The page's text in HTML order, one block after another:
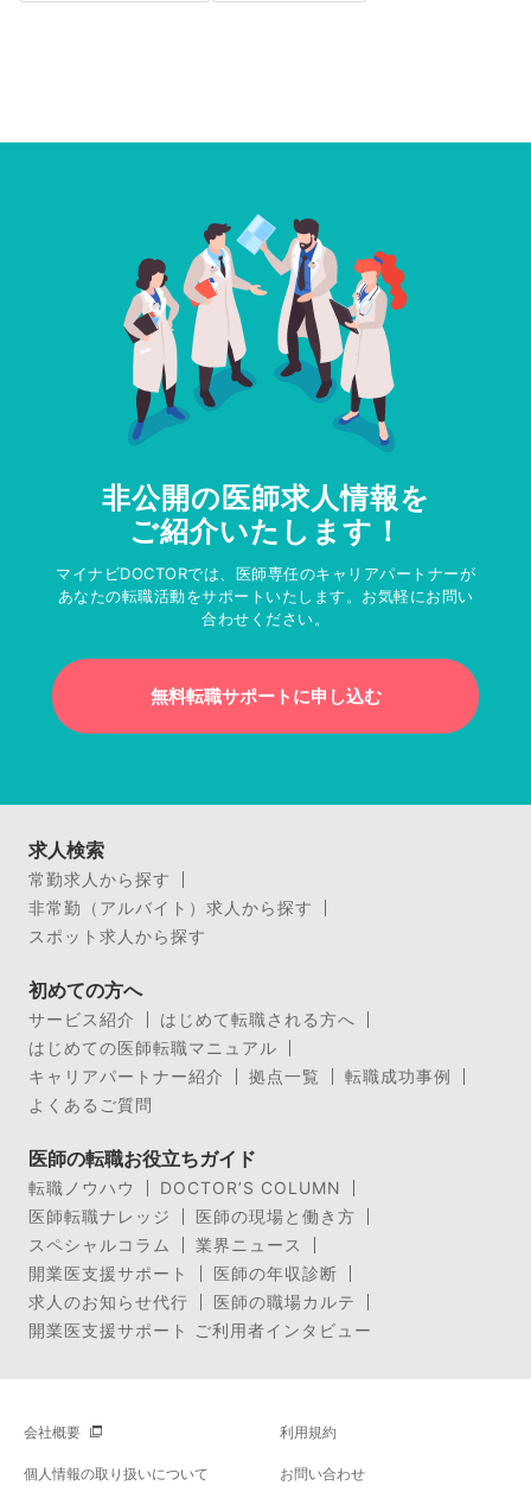
非公開の医師求人情報を
ご紹介いたします！
マイナビDOCTORでは、医師専任のキャリアパートナーが
あなたの転職活動をサポートいたします。お気軽にお問い
合わせください。
無料転職サポートに申し込む
求人検索
常勤求人から探す
非常勤（アルバイト）求人から探す
スポット求人から探す
初めての方へ
サービス紹介
はじめて転職される方へ
はじめての医師転職マニュアル
キャリアパートナー紹介
拠点一覧
転職成功事例
よくあるご質問
医師の転職お役立ちガイド
転職ノウハウ
DOCTOR’S COLUMN
医師転職ナレッジ
医師の現場と働き方
スペシャルコラム
業界ニュース
開業医支援サポート
医師の年収診断
求人のお知らせ代行
医師の職場カルテ
開業医支援サポート ご利用者インタビュー
会社概要 利用規約
個人情報の取り扱いについて お問い合わせ